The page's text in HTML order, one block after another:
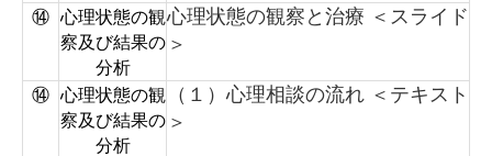
⑭ 心理状態の観
察及び結果の
分析
心理状態の観察と治療 ＜スライド
＞
⑭ 心理状態の観
察及び結果の
分析
（１）心理相談の流れ ＜テキスト
＞